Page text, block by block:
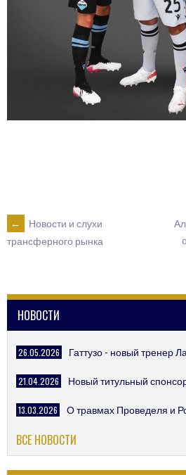
POST
←
Новости и слухи
трансферного рынка
НОВОСТИ
26.05.2026 Гаттузо - новый тренер
21.04.2026 Новый титульный
13.03.2026 О травмах Проведеля и
ВСЕ НОВОСТИ